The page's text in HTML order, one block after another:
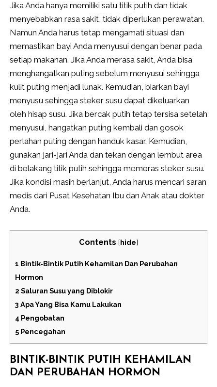
Jika Anda hanya memiliki satu titik putih dan tidak
menyebabkan rasa sakit, tidak diperlukan perawatan.
Namun Anda harus tetap mengamati situasi dan
memastikan bayi Anda menyusui dengan benar pada
setiap makanan. Jika Anda merasa sakit, Anda bisa
menghangatkan puting sebelum menyusui sehingga
kulit puting menjadi lunak. Kemudian, biarkan bayi
menyusu sehingga steker susu dapat dikeluarkan
oleh hisap susu. Jika bercak putih tetap tersisa setelah
menyusui, hangatkan puting kembali dan gosok
perlahan puting dengan handuk kasar. Kemudian,
gunakan jari-jari Anda dan tekan dengan lembut area
di belakang titik putih sehingga memeras steker susu.
Jika kondisi masih berlanjut, Anda harus mencari saran
medis dari Pusat Kesehatan Ibu dan Anak atau dokter
Anda.
Contents [hide]
1 Bintik-Bintik Putih Kehamilan Dan Perubahan
Hormon
2 Saluran Susu yang Diblokir
3 Apa Yang Bisa Kamu Lakukan
4 Pengobatan
5 Pencegahan
BINTIK-BINTIK PUTIH KEHAMILAN
DAN PERUBAHAN HORMON